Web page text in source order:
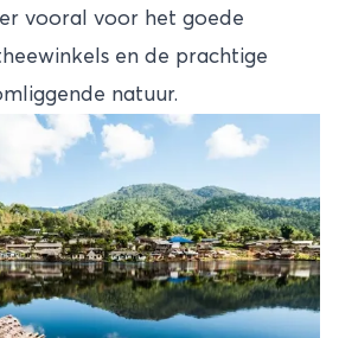
vooral voor het goede
en de prachtige
natuur.